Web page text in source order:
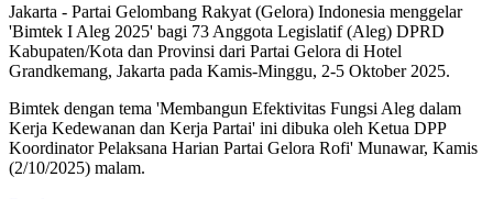
Jakarta - Partai Gelombang Rakyat (Gelora) Indonesia menggelar
'Bimtek I Aleg 2025' bagi 73 Anggota Legislatif (Aleg) DPRD
Kabupaten/Kota dan Provinsi dari Partai Gelora di Hotel
Grandkemang, Jakarta pada Kamis-Minggu, 2-5 Oktober 2025.
Bimtek dengan tema 'Membangun Efektivitas Fungsi Aleg dalam
Kerja Kedewanan dan Kerja Partai' ini dibuka oleh Ketua DPP
Koordinator Pelaksana Harian Partai Gelora Rofi' Munawar, Kamis
(2/10/2025) malam.